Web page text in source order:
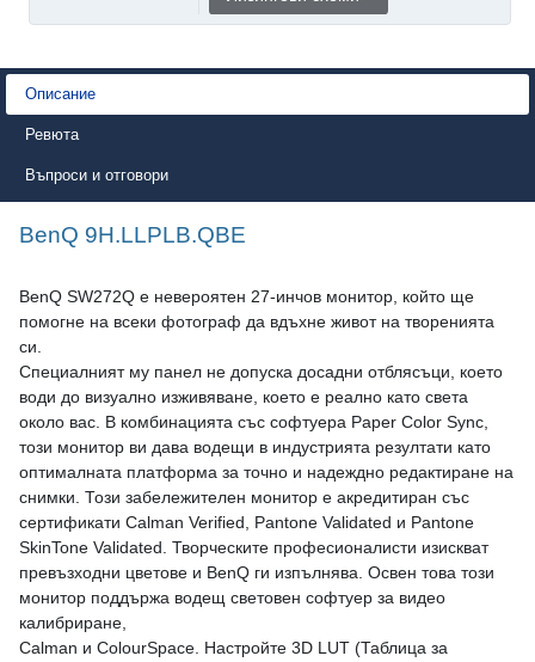
Описание
Ревюта
Въпроси и отговори
BenQ 9H.LLPLB.QBE
BenQ SW272Q е невероятен 27-инчов монитор, който ще
помогне на всеки фотограф да вдъхне живот на творенията
си.
Специалният му панел не допуска досадни отблясъци, което
води до визуално изживяване, което е реално като света
около вас. В комбинацията със софтуера Paper Color Sync,
този монитор ви дава водещи в индустрията резултати като
оптималната платформа за точно и надеждно редактиране на
снимки. Този забележителен монитор е акредитиран със
сертификати Calman Verified, Pantone Validated и Pantone
SkinTone Validated. Творческите професионалисти изискват
превъзходни цветове и BenQ ги изпълнява. Освен това този
монитор поддържа водещ световен софтуер за видео
калибриране,
Calman и ColourSpace. Настройте 3D LUT (Таблица за